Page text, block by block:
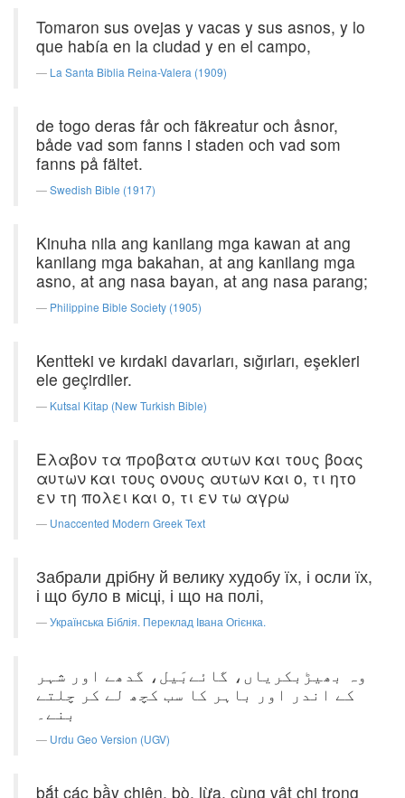
Tomaron sus ovejas y vacas y sus asnos, y lo
que había en la ciudad y en el campo,
La Santa Biblia Reina-Valera (1909)
de togo deras får och fäkreatur och åsnor,
både vad som fanns i staden och vad som
fanns på fältet.
Swedish Bible (1917)
Kinuha nila ang kanilang mga kawan at ang
kanilang mga bakahan, at ang kanilang mga
asno, at ang nasa bayan, at ang nasa parang;
Philippine Bible Society (1905)
Kentteki ve kırdaki davarları, sığırları, eşekleri
ele geçirdiler.
Kutsal Kitap (New Turkish Bible)
Ελαβον τα προβατα αυτων και τους βοας
αυτων και τους ονους αυτων και ο, τι ητο
εν τη πολει και ο, τι εν τω αγρω
Unaccented Modern Greek Text
Забрали дрібну й велику худобу їх, і осли їх,
і що було в місці, і що на полі,
Українська Біблія. Переклад Івана Огієнка.
وہ بھیڑبکریاں، گائےبَیل، گدھے اور شہر
کے اندر اور باہر کا سب کچھ لے کر چلتے
بنے۔
Urdu Geo Version (UGV)
bắt các bầy chiên, bò, lừa, cùng vật chi trong